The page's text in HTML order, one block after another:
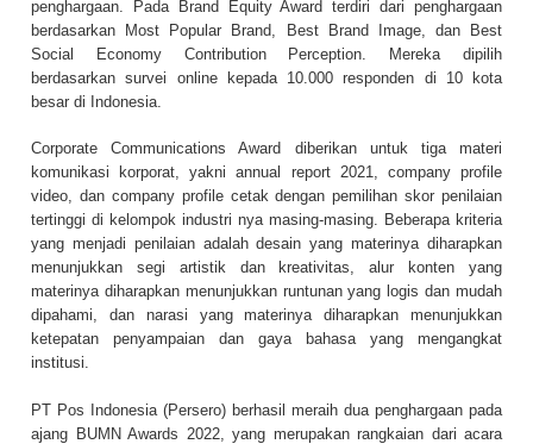
penghargaan. Pada Brand Equity Award terdiri dari penghargaan
berdasarkan Most Popular Brand, Best Brand Image, dan Best
Social Economy Contribution Perception. Mereka dipilih
berdasarkan survei online kepada 10.000 responden di 10 kota
besar di Indonesia.
Corporate Communications Award diberikan untuk tiga materi
komunikasi korporat, yakni annual report 2021, company profile
video, dan company profile cetak dengan pemilihan skor penilaian
tertinggi di kelompok industri nya masing-masing. Beberapa kriteria
yang menjadi penilaian adalah desain yang materinya diharapkan
menunjukkan segi artistik dan kreativitas, alur konten yang
materinya diharapkan menunjukkan runtunan yang logis dan mudah
dipahami, dan narasi yang materinya diharapkan menunjukkan
ketepatan penyampaian dan gaya bahasa yang mengangkat
institusi.
PT Pos Indonesia (Persero) berhasil meraih dua penghargaan pada
ajang BUMN Awards 2022, yang merupakan rangkaian dari acara